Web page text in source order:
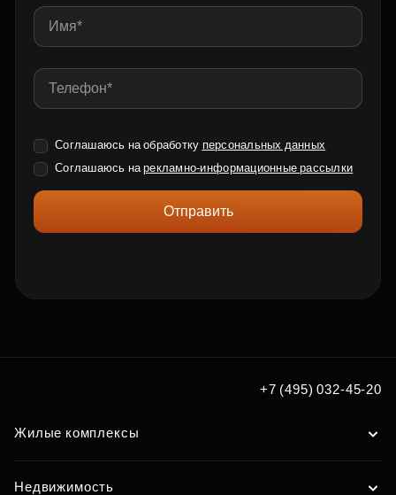
Соглашаюсь на обработку персональных данных
Соглашаюсь нарекламно-информационные рассылки
Отправить
+7 (495) 032-45-20
Жилые комплексы
Недвижимость